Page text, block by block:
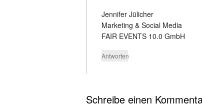
Jennifer Jülicher
Marketing & Social Media
FAIR EVENTS 10.0 GmbH
Antworten
Schreibe einen